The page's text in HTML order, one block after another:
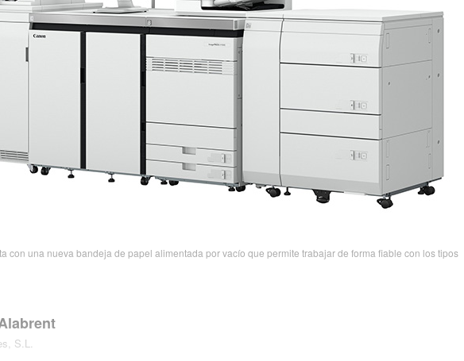
con una nueva bandeja de papel alimentada por vacío que permite trabajar de forma fiable con los tipos
S.L.